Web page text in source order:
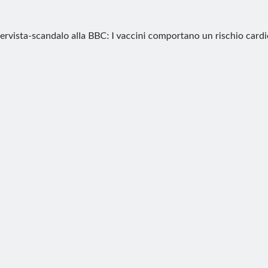
scandalo alla BBC: I vaccini comportano un rischio